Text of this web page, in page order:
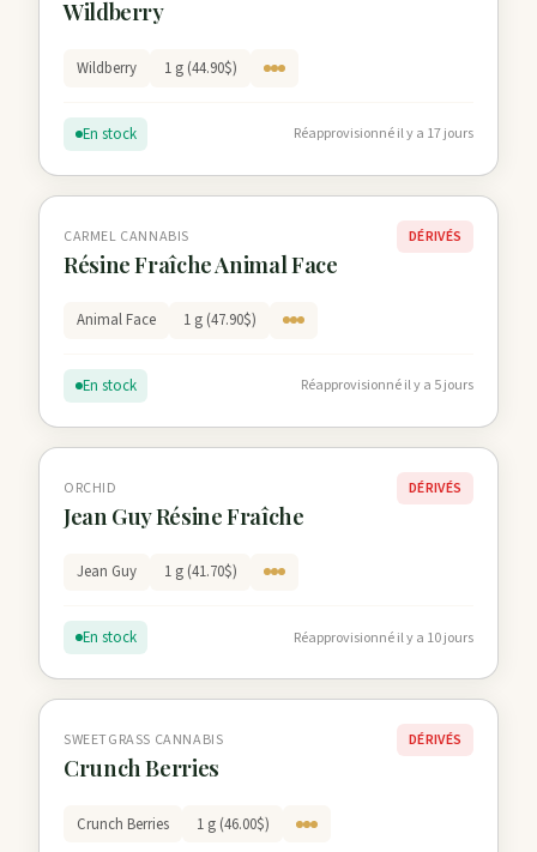
Wildberry
Wildberry 1 g (44.90$)
En stock Réapprovisionné il y a 17 jours
CARMEL CANNABIS
Résine Fraîche Animal Face
DÉRIVÉS
Animal Face 1 g (47.90$)
En stock Réapprovisionné il y a 5 jours
ORCHID
Jean Guy Résine Fraîche
DÉRIVÉS
Jean Guy 1 g (41.70$)
En stock Réapprovisionné il y a 10 jours
SWEETGRASS CANNABIS
Crunch Berries
DÉRIVÉS
Crunch Berries 1 g (46.00$)